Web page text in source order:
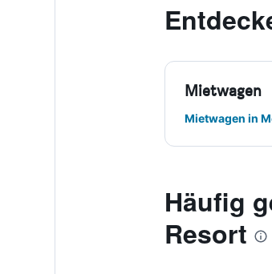
Mietwagen
Mietwagen in
Häufig
Resort